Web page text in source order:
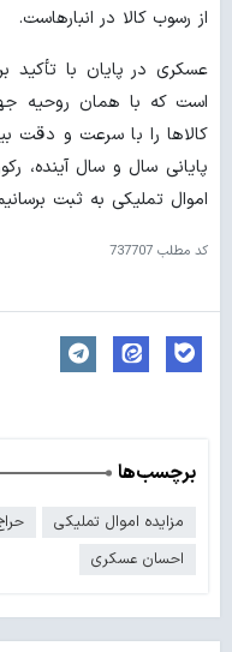
از رسوب کالا در انبارهاست.
عسکری در پایان با تأکید
است که با همان روحیه
کالاها را با سرعت و دقت
پایانی سال و سال آینده،
اموال تملیکی به ثبت
کد مطلب 737707
برچسب‌ها
مزایده اموال تملیکی
احسان عسکری